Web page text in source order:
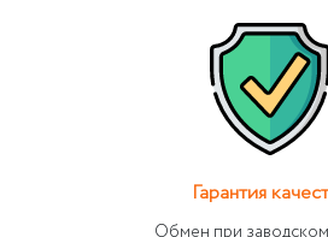
Гарантия